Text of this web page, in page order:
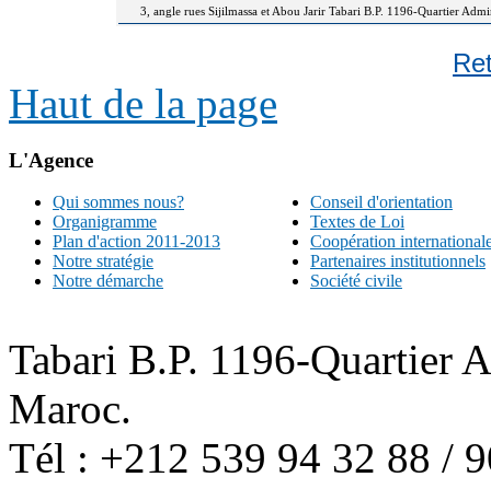
3, angle rues Sijilmassa et Abou Jarir Tabari B.P. 1196-Quartier
Haut de la page
L'Agence
Qui sommes nous?
Organigramme
Plan d'action 2011-2013
Notre stratégie
Notre démarche
Conseil d'orientation
Textes de Loi
Coopération
Partenaires institutionnels
Société civile
Tabari B.P. 1196-Quartier
Maroc.
Tél : +212 539 94 32 88 /